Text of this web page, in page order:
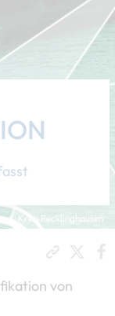
© Kreis Recklinghausen
von